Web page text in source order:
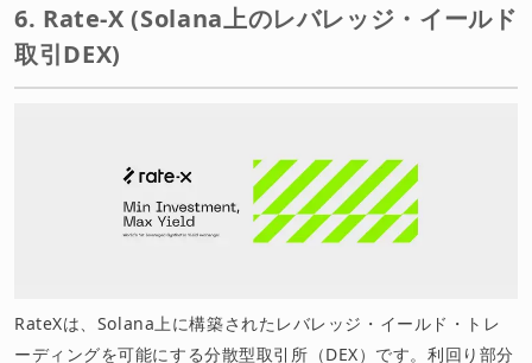
6. Rate-X (Solana上のレバレッジ・イールド
取引DEX)
RateXは、Solana上に構築されたレバレッジ・イールド・トレ
ーディングを可能にする分散型取引所（DEX）です。利回り部分